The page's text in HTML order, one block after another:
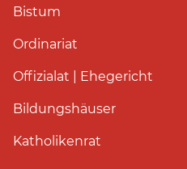
Bistum
Ordinariat
Offizialat | Ehegericht
Bildungshäuser
Katholikenrat